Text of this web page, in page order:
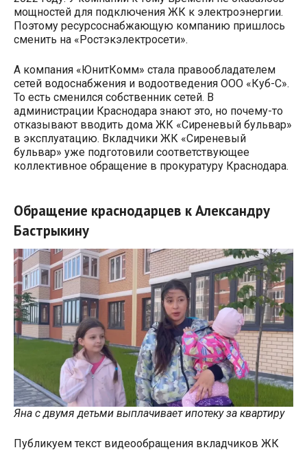
мощностей для подключения ЖК к электроэнергии.
Поэтому ресурсоснабжающую компанию пришлось
сменить на «Ростэкэлектросети».
А компания «ЮнитКомм» стала правообладателем
сетей водоснабжения и водоотведения ООО «Куб-С».
То есть сменился собственник сетей. В
администрации Краснодара знают это, но почему-то
отказывают вводить дома ЖК «Сиреневый бульвар»
в эксплуатацию. Вкладчики ЖК «Сиреневый
бульвар» уже подготовили соответствующее
коллективное обращение в прокуратуру Краснодара.
Обращение краснодарцев к Александру
Бастрыкину
Яна с двумя детьми выплачивает ипотеку за квартиру
Публикуем текст видеообращения вкладчиков ЖК